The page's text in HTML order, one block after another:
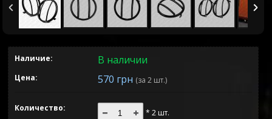
Наличие: В наличии
Цена: 570 грн (за 2 шт.)
Количество: * 2 шт.